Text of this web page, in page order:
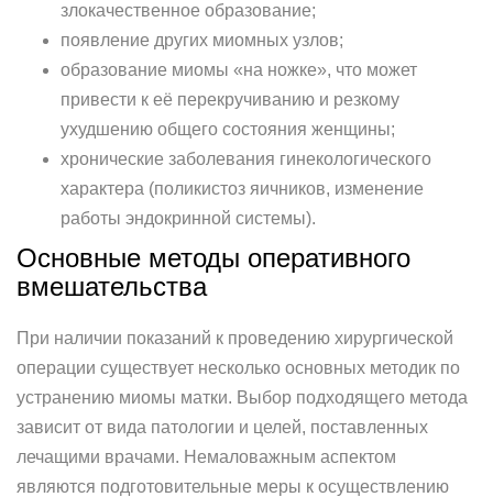
злокачественное образование;
появление других миомных узлов;
образование миомы «на ножке», что может
привести к её перекручиванию и резкому
ухудшению общего состояния женщины;
хронические заболевания гинекологического
характера (поликистоз яичников, изменение
работы эндокринной системы).
Основные методы оперативного
вмешательства
При наличии показаний к проведению хирургической
операции существует несколько основных методик по
устранению миомы матки. Выбор подходящего метода
зависит от вида патологии и целей, поставленных
лечащими врачами. Немаловажным аспектом
являются подготовительные меры к осуществлению